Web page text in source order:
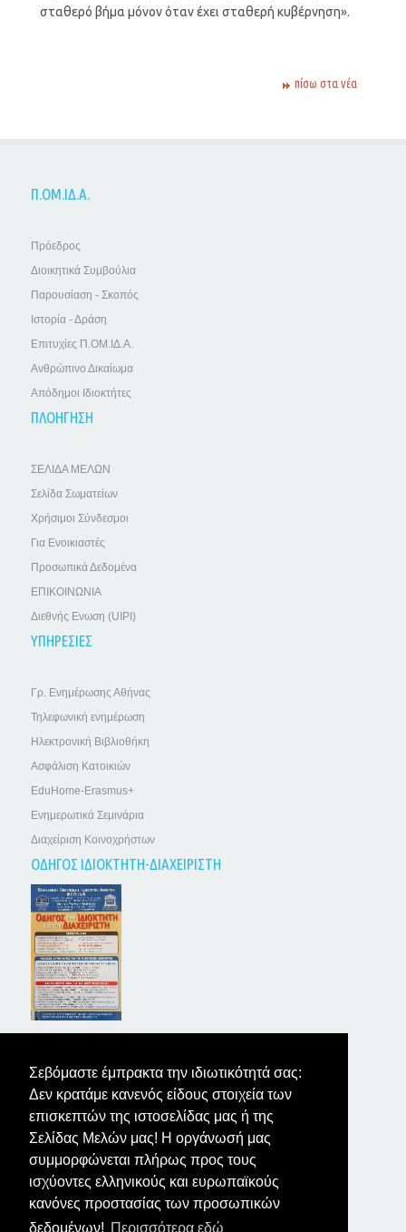
Σεβόμαστε έμπρακτα την ιδιωτικότητά σας:
Δεν κρατάμε κανενός είδους στοιχεία των
επισκεπτών της ιστοσελίδας μας ή της
Σελίδας Μελών μας! Η οργάνωσή μας
συμμορφώνεται πλήρως προς τους
ισχύοντες ελληνικούς και ευρωπαϊκούς
κανόνες προστασίας των προσωπικών
δεδομένων! Περισσότερα εδώ
σταθερό βήμα μόνον όταν έχει σταθερή κυβέρνηση».
πίσω στα νέα
Π.ΟΜ.ΙΔ.Α.
Πρόεδρος
Διοικητικά Συμβούλια
Παρουσίαση - Σκοπός
Ιστορία - Δράση
Επιτυχίες Π.ΟΜ.ΙΔ.Α.
Ανθρώπινο Δικαίωμα
Απόδημοι Ιδιοκτήτες
ΠΛΟΗΓΗΣΗ
ΣΕΛΙΔΑ ΜΕΛΩΝ
Σελίδα Σωματείων
Χρήσιμοι Σύνδεσμοι
Για Ενοικιαστές
Προσωπικά Δεδομένα
ΕΠΙΚΟΙΝΩΝΙΑ
Διεθνής Ενωση (UIPI)
ΥΠΗΡΕΣΙΕΣ
Γρ. Ενημέρωσης Αθήνας
Τηλεφωνική ενημέρωση
Ηλεκτρονική Βιβλιοθήκη
Ασφάλιση Κατοικιών
EduHome-Erasmus+
Ενημερωτικά Σεμινάρια
Διαχείριση Κοινοχρήστων
ΟΔΗΓΟΣ ΙΔΙΟΚΤΗΤΗ-ΔΙΑΧΕΙΡΙΣΤΗ
ΤΑ ΝΕΑ ΤΩΝ ΙΔΙΟΚΤΗΤΩΝ